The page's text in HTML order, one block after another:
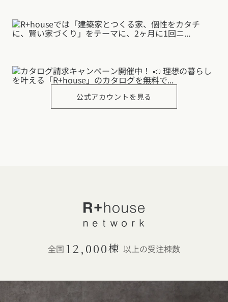
公式アカウントを見る
全国 12,000棟 以上の受注棟数
カタログ請求 イベント検索 工務店無料相談